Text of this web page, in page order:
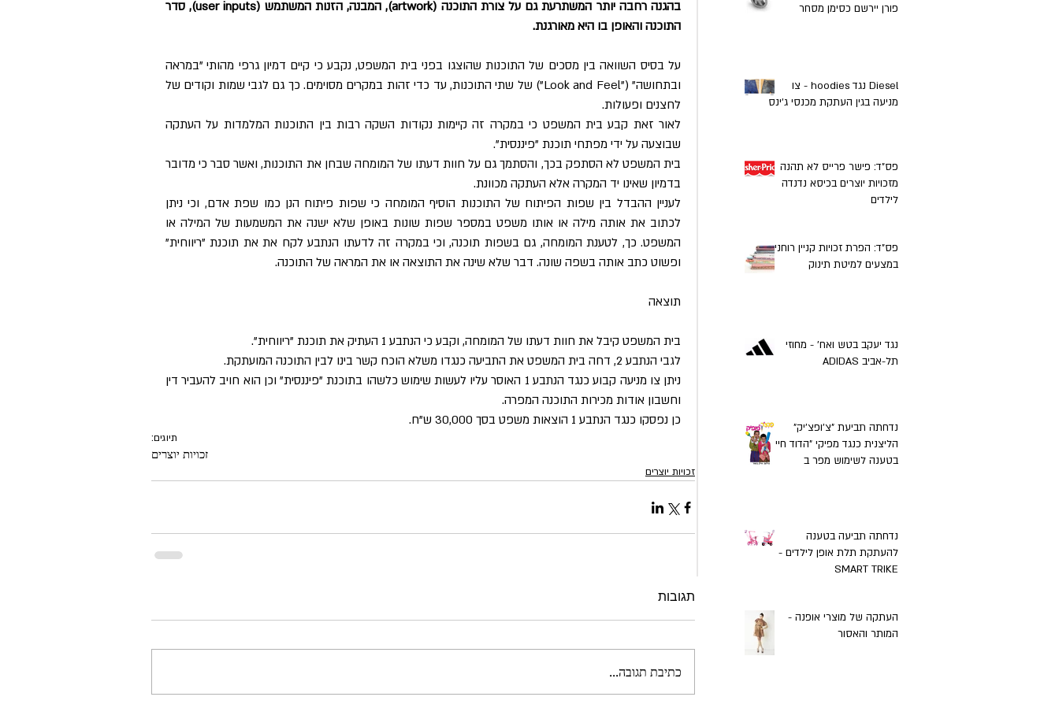
התוכנה והאופן בו היא מאורגנת.
לחצנים ופעולות.
שבוצעה על ידי מפתחי תוכנת "פיננסית".
בדמיון שאינו יד המקרה אלא העתקה מכוונת.
ופשוט כתב אותה בשפה שונה. דבר שלא שינה את התוצאה או את המראה של התוכנה.
תוצאה
בית המשפט קיבל את חוות דעתו של המומחה, וקבע כי הנתבע 1 העתיק את תוכנת "ריווחית".
לגבי הנתבע 2, דחה בית המשפט את התביעה כנגדו משלא הוכח קשר בינו לבין התוכנה המועתקת.
וחשבון אודות מכירות התוכנה המפרה.
כן נפסקו כנגד הנתבע 1 הוצאות משפט בסך 30,000 ש"ח.
תיוגים:
זכויות יוצרים
זכויות יוצרים
תגובות
כתיבת תגובה...
פורן יירשם כסימן מסחר
Diesel נגד hoodies - צו
מניעה בגין העתקת מכנסי ג'ינס
פס"ד: פישר פרייס לא תהנה
מזכויות יוצרים בכיסא נדנדה
לילדים
פס"ד: הפרת זכויות קניין רוחני
במצעים למיטת תינוק
נגד יעקב בטש ואח' - מחוזי
תל-אביב ADIDAS
נדחתה תביעת "צ'ופצ'יק"
הליצנית כנגד מפיקי "הדוד חיים"
בטענה לשימוש מפר ב
נדחתה תביעה בטענה
להעתקת תלת אופן לילדים -
SMART TRIKE
העתקה של מוצרי אופנה -
המותר והאסור